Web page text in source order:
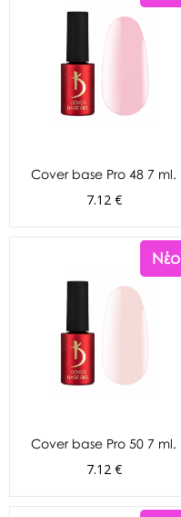
Cover base Pro 48 7 ml.
7.12 €
Νέο
Cover base Pro 50 7 ml.
7.12 €